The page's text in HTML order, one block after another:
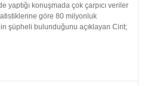
yaptığı konuşmada çok çarpıcı veriler
göre 80 milyonluk
şüpheli bulunduğunu açıklayan Cirit;